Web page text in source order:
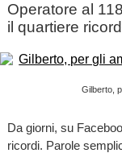
Operatore al
il quartiere
Gilberto,
Da giorni, su
ricordi. Parole